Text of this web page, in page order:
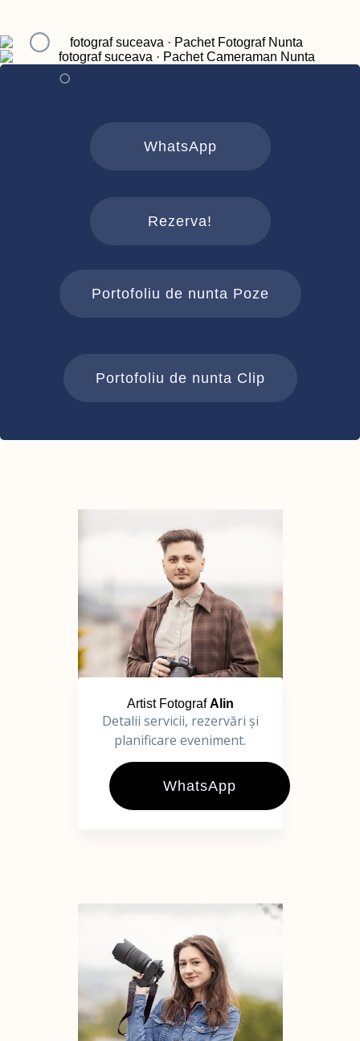
WhatsApp
Rezerva!
Portofoliu de nunta Poze
Portofoliu de nunta Clip
Artist FotografAlin
Detalii servicii, rezervări și
planificare eveniment.
WhatsApp